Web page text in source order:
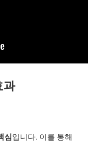
과
심입니다. 이를 통해